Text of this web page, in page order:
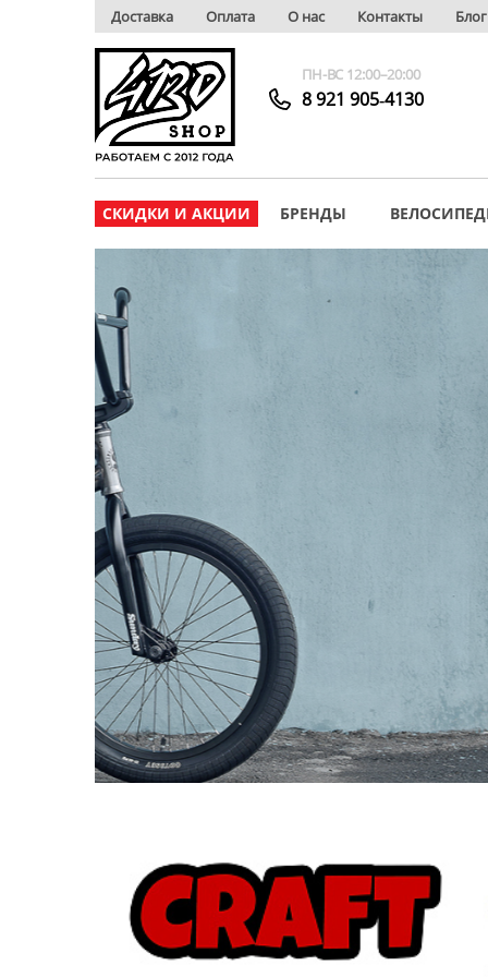
Доставка Оплата О нас Контакты Блог
8 921 905‑4130
ПН-ВС 12:00–20:00
СКИДКИ И АКЦИИ БРЕНДЫ